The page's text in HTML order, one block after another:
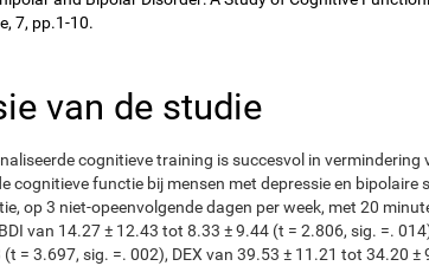
7, pp.1-10.
van de studie
cognitieve training is succesvol in vermindering
cognitieve functie bij mensen met depressie en bipolaire
op 3 niet-opeenvolgende dagen per week, met 20
van 14.27 ± 12.43 tot 8.33 ± 9.44 (t = 2.806, sig. =.
= 3.697, sig. =. 002), DEX van 39.53 ± 11.21 tot 34.20 ±